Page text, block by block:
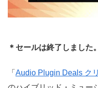
＊セールは終了しました。
「 Audio Plugin Deals ク